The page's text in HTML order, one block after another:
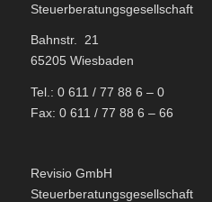
Steuerberatungsgesellschaft
Bahnstr. 21
65205 Wiesbaden
Tel.: 0 611 / 77 88 6 – 0
Fax: 0 611 / 77 88 6 – 66
Revisio GmbH
Steuerberatungsgesellschaft